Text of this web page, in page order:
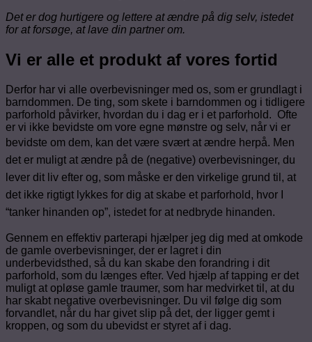
Det er dog hurtigere og lettere at ændre på dig selv, istedet
for at forsøge, at lave din partner om.
Vi er alle et produkt af vores fortid
Derfor har vi alle overbevisninger med os, som er grundlagt i
barndommen. De ting, som skete i barndommen og i tidligere
parforhold påvirker, hvordan du i dag er i et parforhold. Ofte
er vi ikke bevidste om vore egne mønstre og selv, når vi er
bevidste om dem, kan det være svært at ændre herpå. Men
det er muligt at ændre på de (negative) overbevisninger, du
lever dit liv efter og, som måske er den virkelige grund til, at
det ikke rigtigt lykkes for dig at skabe et parforhold, hvor I
“tanker hinanden op”, istedet for at nedbryde hinanden.
Gennem en effektiv parterapi hjælper jeg dig med at omkode
de gamle overbevisninger, der er lagret i din
underbevidsthed, så du kan skabe den forandring i dit
parforhold, som du længes efter. Ved hjælp af tapping er det
muligt at opløse gamle traumer, som har medvirket til, at du
har skabt negative overbevisninger. Du vil følge dig som
forvandlet, når du har givet slip på det, der ligger gemt i
kroppen, og som du ubevidst er styret af i dag.